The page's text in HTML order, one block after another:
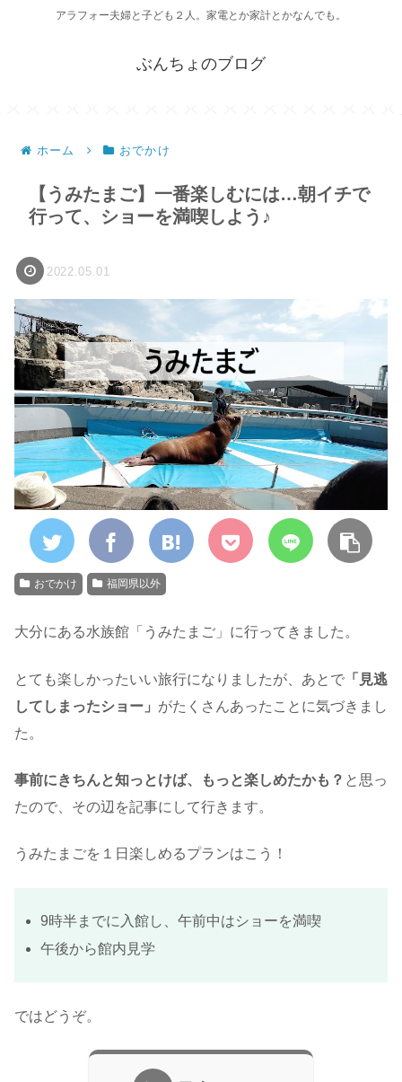
アラフォー夫婦と子ども２人。家電とか家計とかなんでも。
ぶんちょのブログ
ホーム おでかけ
【うみたまご】一番楽しむには…朝イチで
行って、ショーを満喫しよう♪
2022.05.01
おでかけ 福岡県以外
大分にある水族館「うみたまご」に行ってきました。
とても楽しかったいい旅行になりましたが、あとで 「見逃
してしまったショー」 がたくさんあったことに気づきまし
た。
事前にきちんと知っとけば、もっと楽しめたかも？ と思っ
たので、その辺を記事にして行きます。
うみたまごを１日楽しめるプランはこう！
9時半までに入館し、午前中はショーを満喫
午後から館内見学
ではどうぞ。